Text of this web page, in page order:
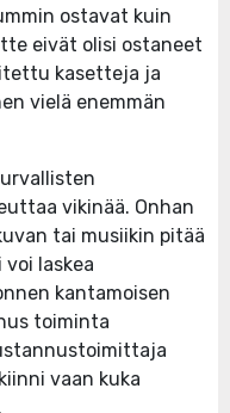
ostavat kuin
eivät olisi ostaneet
kasetteja ja
vielä enemmän
vikinää. Onhan
tai musiikin pitää
voi laskea
kantamoisen
toiminta
vaan kuka